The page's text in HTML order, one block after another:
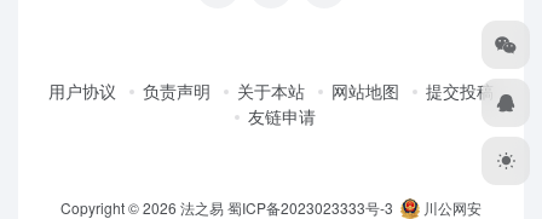
用户协议 负责声明 关于本站 网站地图
提交投稿
友链申请
Copyright © 2026 法之易蜀ICP备2023023333号-3 川公网安